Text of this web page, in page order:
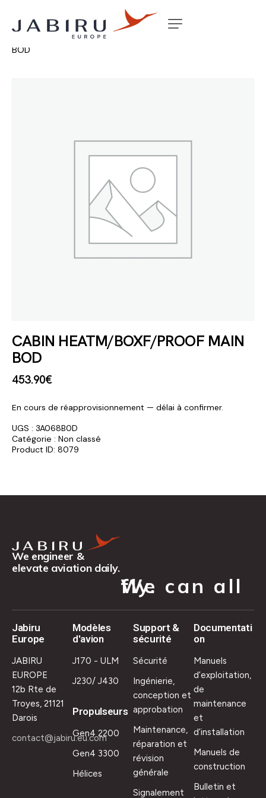
Accueil Non classé
BOD
CABIN HEATM/BOXF/PROOF MAIN
BOD
453.90€
En cours de réapprovisionnement — délai à confirmer.
UGS : 3A068B0D
Catégorie : Non classé
Product ID: 8079
We engineer &
elevate aviation daily.
We can all fly.
Jabiru
Europe
JABIRU
EUROPE
12b Rte de
Troyes, 21121
Darois
contact@jabiru.eu.com
Modèles
d'avion
J170 - ULM
J230/ J430
Propulseurs
Gen4 2200
Gen4 3300
Hélices
Support &
sécurité
Sécurité
Ingénierie,
conception et
approbation
Maintenance,
réparation et
révision
générale
Signalement
Documentati
on
Manuels
d’exploitation,
de
maintenance
et
d’installation
Manuels de
construction
Bulletin et